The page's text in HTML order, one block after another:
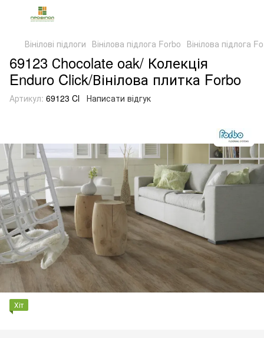
Вінілові підлоги Вінілова підлога Forbo Вінілова підлога
69123 Сhocolate oak/ Колекція
Enduro Click/Вінілова плитка Forbo
Артикул: 69123 Cl Написати відгук
Хіт